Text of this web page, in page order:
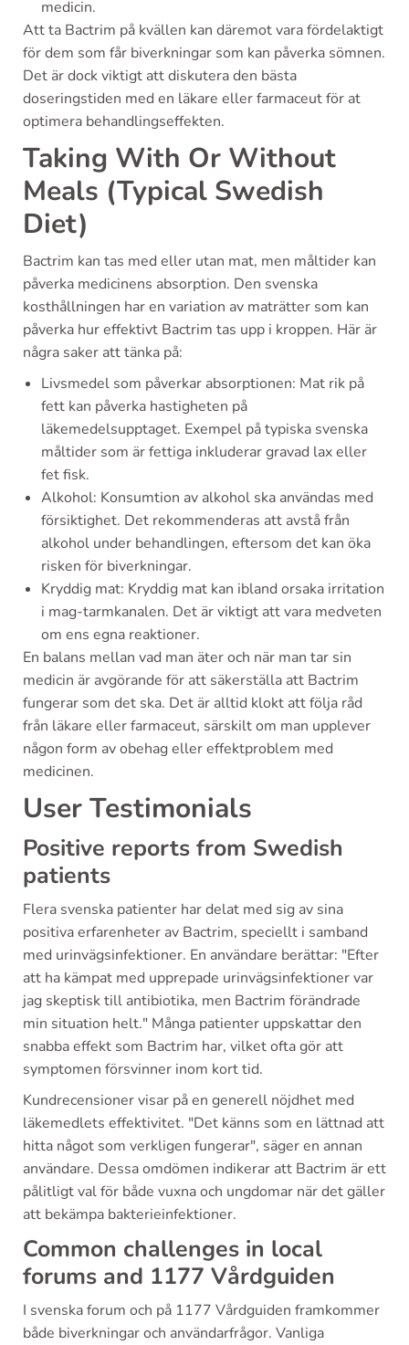
medicin.
Att ta Bactrim på kvällen kan däremot vara fördelaktigt
för dem som får biverkningar som kan påverka sömnen.
Det är dock viktigt att diskutera den bästa
doseringstiden med en läkare eller farmaceut för at
optimera behandlingseffekten.
Taking With Or Without
Meals (Typical Swedish
Diet)
Bactrim kan tas med eller utan mat, men måltider kan
påverka medicinens absorption. Den svenska
kosthållningen har en variation av maträtter som kan
påverka hur effektivt Bactrim tas upp i kroppen. Här är
några saker att tänka på:
Livsmedel som påverkar absorptionen: Mat rik på
fett kan påverka hastigheten på
läkemedelsupptaget. Exempel på typiska svenska
måltider som är fettiga inkluderar gravad lax eller
fet fisk.
Alkohol: Konsumtion av alkohol ska användas med
försiktighet. Det rekommenderas att avstå från
alkohol under behandlingen, eftersom det kan öka
risken för biverkningar.
Kryddig mat: Kryddig mat kan ibland orsaka irritation
i mag-tarmkanalen. Det är viktigt att vara medveten
om ens egna reaktioner.
En balans mellan vad man äter och när man tar sin
medicin är avgörande för att säkerställa att Bactrim
fungerar som det ska. Det är alltid klokt att följa råd
från läkare eller farmaceut, särskilt om man upplever
någon form av obehag eller effektproblem med
medicinen.
User Testimonials
Positive reports from Swedish
patients
Flera svenska patienter har delat med sig av sina
positiva erfarenheter av Bactrim, speciellt i samband
med urinvägsinfektioner. En användare berättar: "Efter
att ha kämpat med upprepade urinvägsinfektioner var
jag skeptisk till antibiotika, men Bactrim förändrade
min situation helt." Många patienter uppskattar den
snabba effekt som Bactrim har, vilket ofta gör att
symptomen försvinner inom kort tid.
Kundrecensioner visar på en generell nöjdhet med
läkemedlets effektivitet. "Det känns som en lättnad att
hitta något som verkligen fungerar", säger en annan
användare. Dessa omdömen indikerar att Bactrim är ett
pålitligt val för både vuxna och ungdomar när det gäller
att bekämpa bakterieinfektioner.
Common challenges in local
forums and 1177 Vårdguiden
I svenska forum och på 1177 Vårdguiden framkommer
både biverkningar och användarfrågor. Vanliga